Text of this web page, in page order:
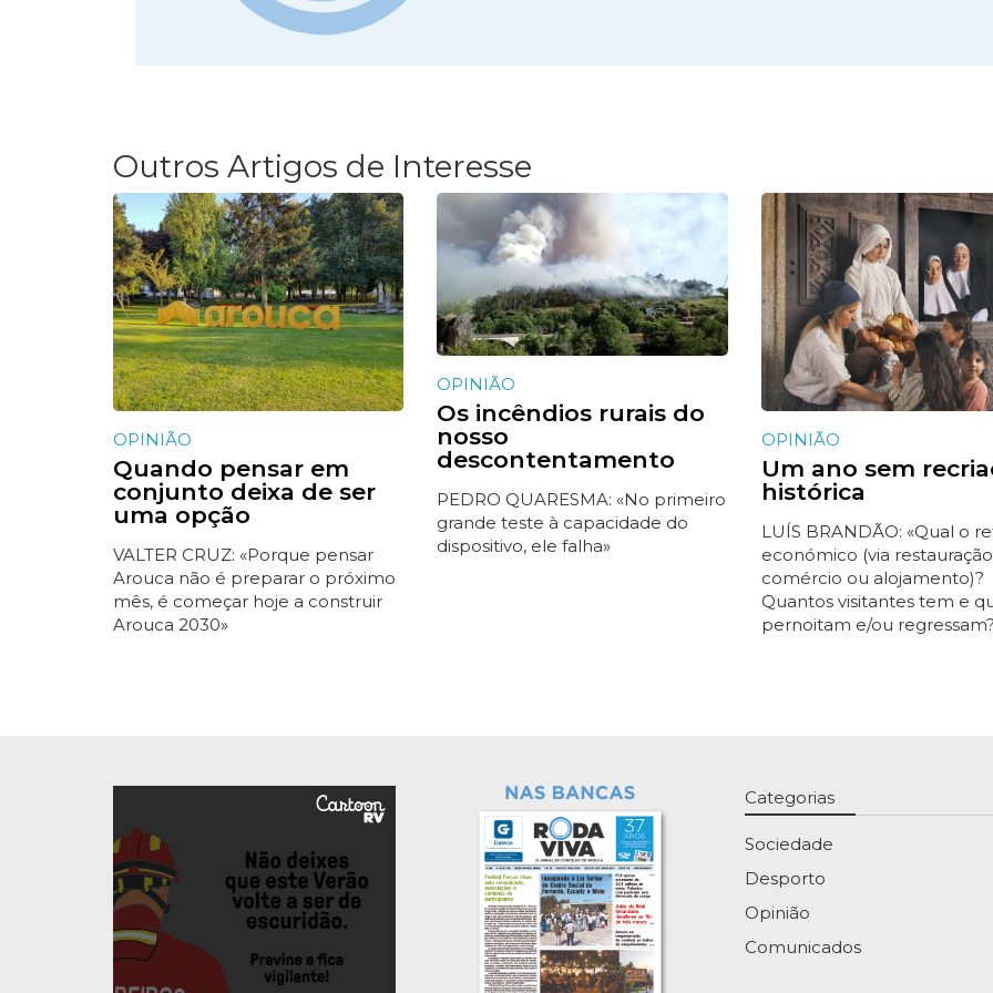
Outros Artigos de Interesse
OPINIÃO
Quando pensar em
conjunto deixa de ser
uma opção
VALTER CRUZ: «Porque pensar
Arouca não é preparar o próximo
mês, é começar hoje a construir
Arouca 2030»
OPINIÃO
Os incêndios rurais do
nosso
descontentamento
PEDRO QUARESMA: «No primeiro
grande teste à capacidade do
dispositivo, ele falha»
OPINIÃO
Um ano sem
histórica
LUÍS BRANDÃO: «Qual o
económico (via
comércio ou alojamento)?
Quantos visitantes tem e
pernoitam e/ou
Categorias
Sociedade
Desporto
Opinião
Comunicados